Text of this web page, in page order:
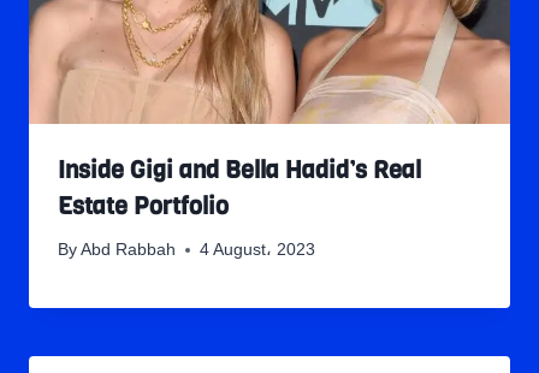
Inside Gigi and Bella Hadid’s Real
Estate Portfolio
By Abd Rabbah 4 August، 2023